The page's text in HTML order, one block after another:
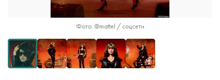
Фото: @mattel / соцсети